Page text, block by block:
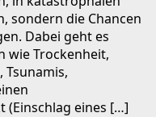
sondern die Chancen
Dabei geht es
wie Trockenheit,
(Einschlag eines […]